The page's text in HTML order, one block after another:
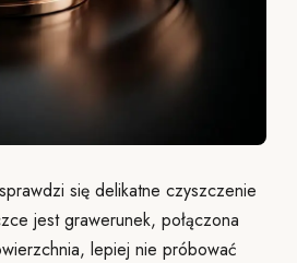
się delikatne czyszczenie
jest grawerunek, połączona
lepiej nie próbować